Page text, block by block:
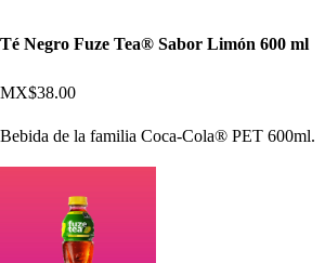
Té Negro Fuze Tea® Sabor Limón 600 ml
MX$38.00
Bebida de la familia Coca-Cola® PET 600ml.